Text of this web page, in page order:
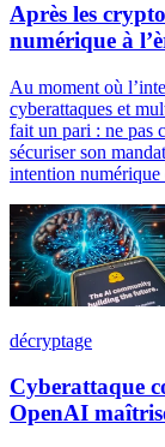
Après les
numérique à
Au moment où
cyberattaques et
fait un pari : ne pas
sécuriser son
intention numérique
décryptage
Cyberattaque
OpenAI